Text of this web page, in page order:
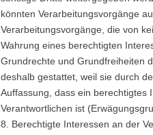
könnten Verarbeitungsvorgänge
Verarbeitungsvorgänge, die von
Wahrung eines berechtigten
Grundrechte und Grundfreiheiten
deshalb gestattet, weil sie durch
Auffassung, dass ein berechtigtes
Verantwortlichen ist
8. Berechtigte Interessen an der